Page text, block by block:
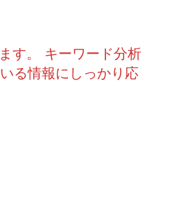
す。 キーワード分析
る情報にしっかり応